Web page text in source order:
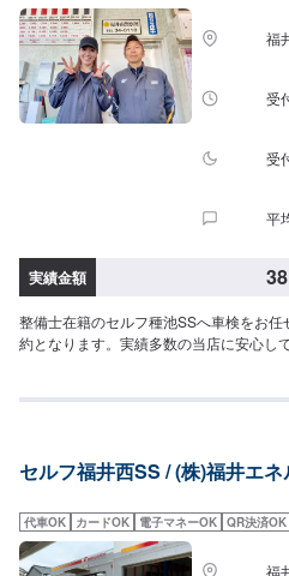
福
受
受
平
実績金額
整備士在籍のセルフ種池SSへ車検をお
約となります。実績多数の当店に安心し
セルフ福井西SS / (株)福井エ
代車OK カードOK 電子マネーOK QR決済OK
福